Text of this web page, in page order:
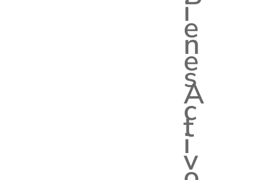
i
e
n
e
s
A
c
t
i
v